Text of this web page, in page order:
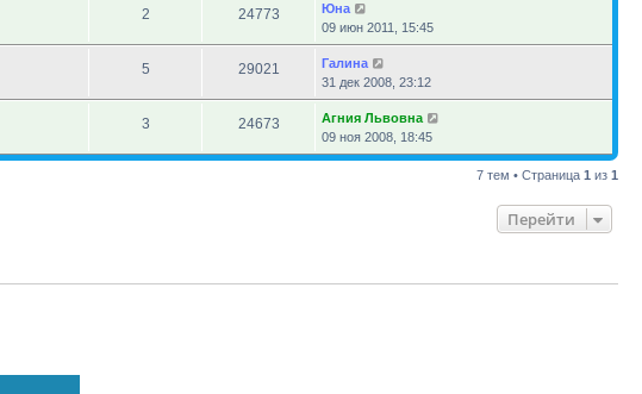
2 24773
Юна
09 июн 2011, 15:45
5 29021
Галина
31 дек 2008, 23:12
3 24673
Агния Львовна
09 ноя 2008, 18:45
7 тем • Страница 1 из 1
Перейти